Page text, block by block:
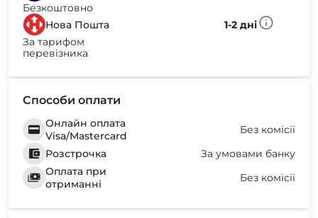
Безкоштовно
Нова Пошта
1-2 дні
За тарифом
перевізника
Способи оплати
Онлайн оплата
Visa/Mastercard
Без комісії
Розстрочка
За умовами банку
Оплата при
отриманні
Без комісії